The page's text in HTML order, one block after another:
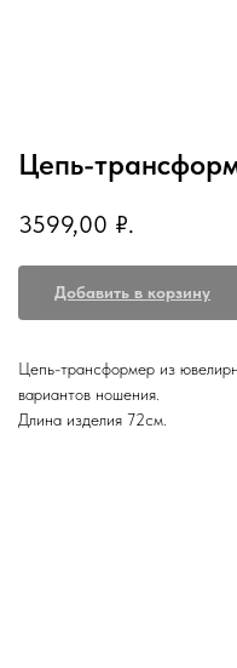
Цепь-
3599,00 ₽.
Добавить в корзину
Цепь-трансформер из
вариантов ношения.
Длина изделия 72см.